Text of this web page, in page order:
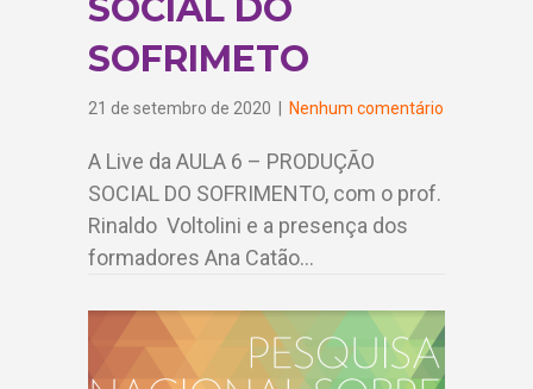
SOCIAL DO
SOFRIMETO
21 de setembro de 2020 Nenhum comentário
A Live da AULA 6 – PRODUÇÃO
SOCIAL DO SOFRIMENTO, com o prof.
Rinaldo Voltolini e a presença dos
formadores Ana Catão…